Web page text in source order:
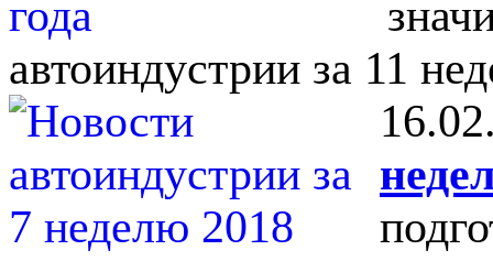
автоиндустрии за 11